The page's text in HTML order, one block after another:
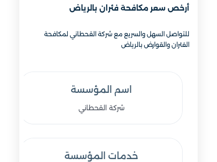
أرخص سعر مكافحة فئران بالرياض
للتواصل السهل والسريع مع شركة القحطاني لمكافحة
الفئران والقوارض بالرياض
اسم المؤسسة
شركة القحطاني
خدمات المؤسسة